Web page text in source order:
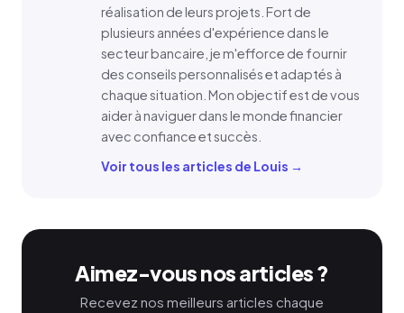
réalisation de leurs projets. Fort de
plusieurs années d'expérience dans le
secteur bancaire, je m'efforce de fournir
des conseils personnalisés et adaptés à
chaque situation. Mon objectif est de vous
aider à naviguer dans le monde financier
avec confiance et succès.
Voir tous les articles de Louis →
Aimez-vous nos articles ?
Recevez nos meilleurs articles chaque